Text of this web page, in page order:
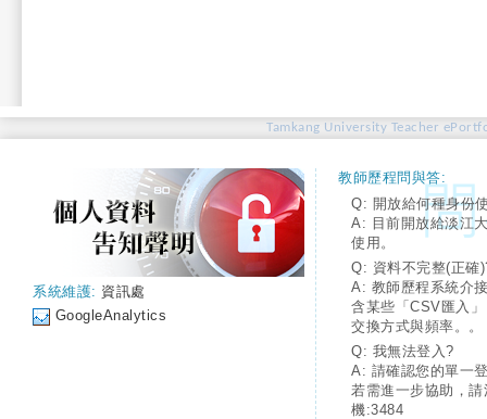
Tamkang University Teacher
系統維護: 資訊處
GoogleAnalytics
教師歷程問與答:
Q: 開放給何種身份
A: 目前開放給淡江
使用。
Q: 資料不完整(正確
A: 教師歷程系統介
含某些「CSV匯入
交換方式與頻率。。
Q: 我無法登入?
A: 請確認您的單一
若需進一步協助，
機:3484